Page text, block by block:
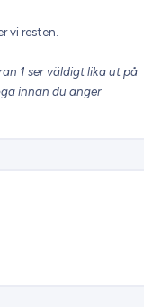
vi resten.
1 ser väldigt lika ut på
innan du anger